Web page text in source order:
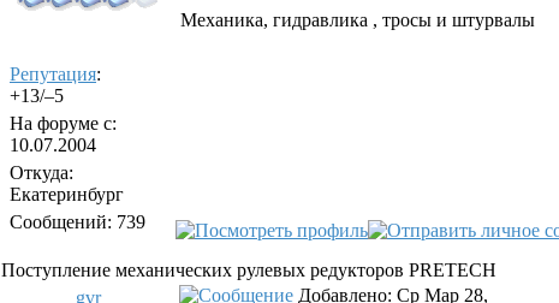
Репутация:
+13/–5
На форуме с:
10.07.2004
Откуда:
Екатеринбург
Сообщений: 739
Механика, гидравлика , тросы и штурвалы
Поступление механических рулевых редукторов PRETECH
gvr
Добавлено: Ср Мар 28,